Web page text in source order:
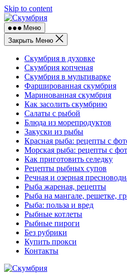
Skip to content
Меню
Закрыть Меню
Скумбрия в духовке
Скумбрия копченая
Скумбрия в мультиварке
Фаршированная скумбрия
Маринованная скумбрия
Как засолить скумбрию
Салаты с рыбой
Блюда из морепродуктов
Закуски из рыбы
Красная рыба: рецепты с
Морская рыба: рецепты с
Как приготовить селедку
Рецепты рыбных супов
Речная и озерная
Рыба жареная, рецепты
Рыба на мангале, решетке,
Рыба: польза и вред
Рыбные котлеты
Рыбные пироги
Без рубрики
Купить прокси
Контакты